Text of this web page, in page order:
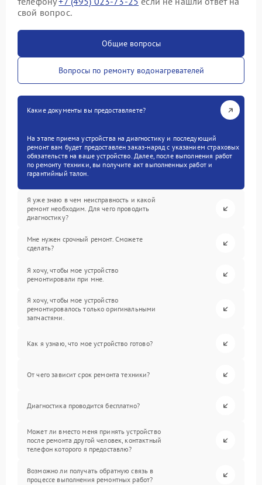
свой вопрос.
Общие вопросы
Вопросы по ремонту водонагревателей
Какие документы вы предоставляете?
На этапе приема устройства на диагностику и последующий
ремонт вам будет предоставлен заказ-наряд с указанием страховых
обязательств на ваше устройство. Далее, после выполнения работ
по ремонту техники, вы получите акт выполненных работ и
гарантийный талон.
Я уже знаю в чем неисправность и какой
ремонт необходим. Для чего проводить
диагностику?
Мне нужен срочный ремонт. Сможете
сделать?
Я хочу, чтобы мое устройство
ремонтировали при мне.
Я хочу, чтобы мое устройство
ремонтировалось только оригинальными
запчастями.
Как я узнаю, что мое устройство готово?
От чего зависит срок ремонта техники?
Диагностика проводится бесплатно?
Может ли вместо меня принять устройство
после ремонта другой человек, контактный
телефон которого я предоставлю?
Возможно ли получать обратную связь в
процессе выполнения ремонтных работ?